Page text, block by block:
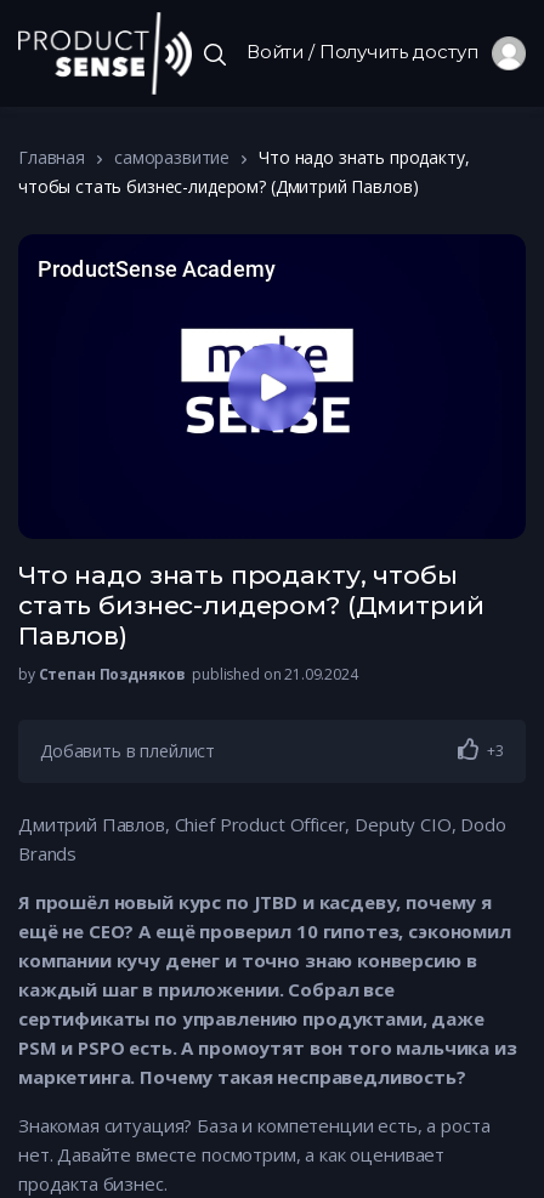
Войти / Получить доступ
Главная саморазвитие
Что надо знать продакту,
чтобы стать бизнес-лидером? (Дмитрий Павлов)
Что надо знать продакту, чтобы
стать бизнес-лидером? (Дмитрий
Павлов)
by Степан Поздняков published on 21.09.2024
Добавить в плейлист +3
Дмитрий Павлов, Chief Product Officer, Deputy CIO, Dodo
Brands
Я прошёл новый курс по JTBD и касдеву, почему я
ещё не СЕО? А ещё проверил 10 гипотез, сэкономил
компании кучу денег и точно знаю конверсию в
каждый шаг в приложении. Собрал все
сертификаты по управлению продуктами, даже
PSM и PSPO есть. А промоутят вон того мальчика из
маркетинга. Почему такая несправедливость?
Знакомая ситуация? База и компетенции есть, а роста
нет. Давайте вместе посмотрим, а как оценивает
продакта бизнес.